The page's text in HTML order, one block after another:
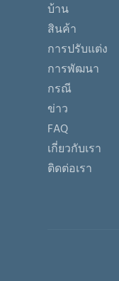
บ้าน
สินค้า
การปรับแต่ง
การพัฒนา
กรณี
ข่าว
FAQ
เกี่ยวกับเรา
ติดต่อเรา